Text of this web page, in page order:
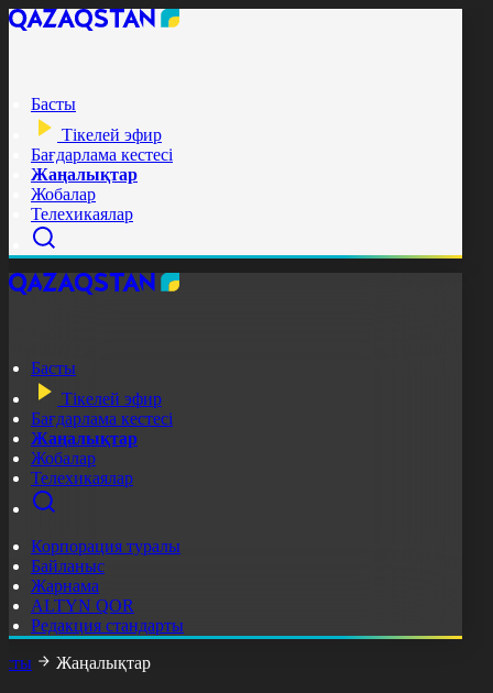
Басты
Тікелей эфир
Бағдарлама кестесі
Жаңалықтар
Жобалар
Телехикаялар
Басты
Тікелей эфир
Бағдарлама кестесі
Жаңалықтар
Жобалар
Телехикаялар
Корпорация туралы
Байланыс
Жарнама
ALTYN QOR
Редакция стандарты
Жаңалықтар